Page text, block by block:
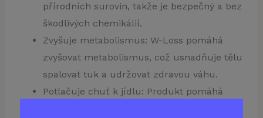
přírodních surovin, takže je bezpečný a bez
škodlivých chemikálií.
Zvyšuje metabolismus: W-Loss pomáhá
zvyšovat metabolismus, což usnadňuje tělu
spalovat tuk a udržovat zdravou váhu.
Potlačuje chuť k jídlu: Produkt pomáhá